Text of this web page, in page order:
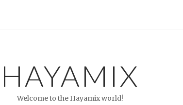
HAYAMIX
Welcome to the Hayamix world!